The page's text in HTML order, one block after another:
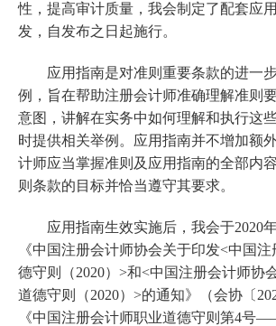
性，提高审计质量，我会制定了配套应
发，自发布之日起施行。
应用指南是对准则重要条款的进一
例，旨在帮助注册会计师准确理解准则
意图，讲解在实务中如何理解和执行这
时提供相关举例。应用指南并不增加额
计师应当掌握准则及应用指南的全部内
则条款的目标并恰当遵守其要求。
应用指南生效实施后，我会于2020
《中国注册会计师协会关于印发<中国注
德守则（2020） >和<中国注册会计师协
道德守则（2020） >的通知》（会协〔
《中国注册会计师职业道德守则第4号